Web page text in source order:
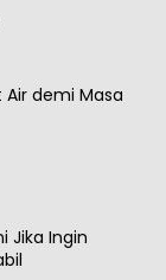
demi Masa
Jika Ingin